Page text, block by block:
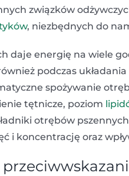
związków
, niezbędnych do
daje energię na wiele
podczas
spożywanie
tętnicze, poziom
otrębów
i koncentrację oraz